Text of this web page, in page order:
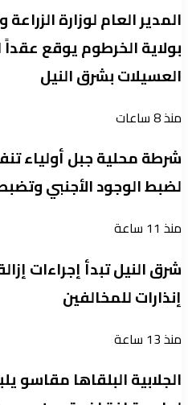
المدير العام لوزارة
بولاية الخرطوم يوقع
العسيلات بشرق النيل
منذ 8 ساعات
شرطة محلية جبل أولياء
لضبط الوجود الأجنبي وتضبط 190
منذ 11 ساعة
شرق النيل تبدأ إجراءات
إنذارات للمخالفين
منذ 13 ساعة
الجلابية البلقاها مقاسو